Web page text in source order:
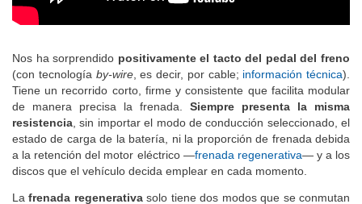
Nos ha sorprendido positivamente el tacto del pedal del freno
(con tecnología by-wire, es decir, por cable; información técnica).
Tiene un recorrido corto, firme y consistente que facilita modular
de manera precisa la frenada. Siempre presenta la misma
resistencia, sin importar el modo de conducción seleccionado, el
estado de carga de la batería, ni la proporción de frenada debida
a la retención del motor eléctrico —frenada regenerativa— y a los
discos que el vehículo decida emplear en cada momento.
Lafrenada regenerativasolo tiene dos modos que se conmutan